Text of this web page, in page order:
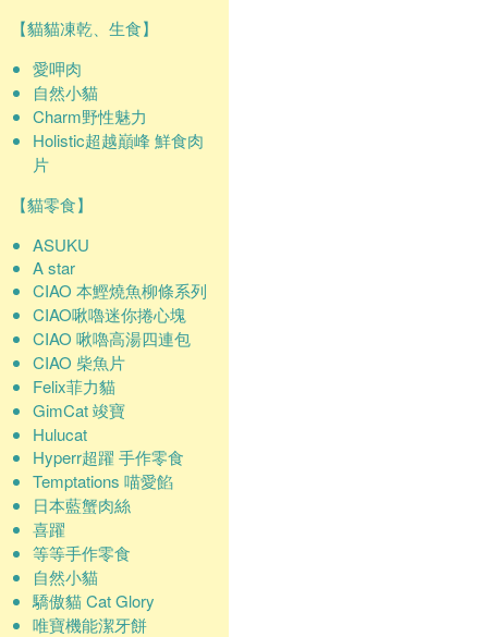
【貓貓凍乾、生食】
愛呷肉
自然小貓
Charm野性魅力
Holistic超越巔峰 鮮食肉
片
【貓零食】
ASUKU
A star
CIAO 本鰹燒魚柳條系列
CIAO啾嚕迷你捲心塊
CIAO 啾嚕高湯四連包
CIAO 柴魚片
Felix菲力貓
GimCat 竣寶
Hulucat
Hyperr超躍 手作零食
Temptations 喵愛餡
日本藍蟹肉絲
喜躍
等等手作零食
自然小貓
驕傲貓 Cat Glory
唯寶機能潔牙餅